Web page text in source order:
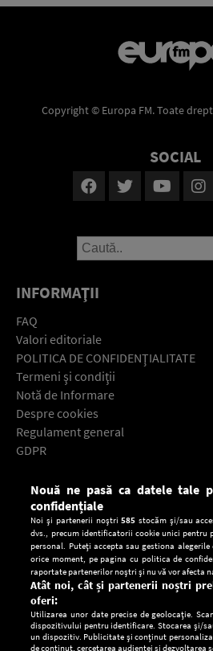
Copyright © Europa FM. Toate
SOCIAL
INFORMAŢII
FAQ
Valori editoriale
POLITICA DE CONFIDENŢIALITATE
Termeni şi condiţii
Notă de Informare
Despre cookies
Regulament general
GDPR
Descarcă gratuit aplicaţia Europa
Nouă ne pasă ca datele tale
confidențiale
Noi și partenerii noștri585 stocăm și/sau
dvs., precum identificatorii cookie unici pentru
personal. Puteți accepta sau gestiona
orice moment, pe pagina cu politica de
raportate partenerilor noștri și nu vă vor afecta
Atât noi, cât și partenerii noștri
oferi:
Utilizarea unor date precise de geolocație.
dispozitivului pentru identificare. Stocarea și/
un dispozitiv. Publicitate și conținut
de conținut, cercetarea audienței și dezvoltarea